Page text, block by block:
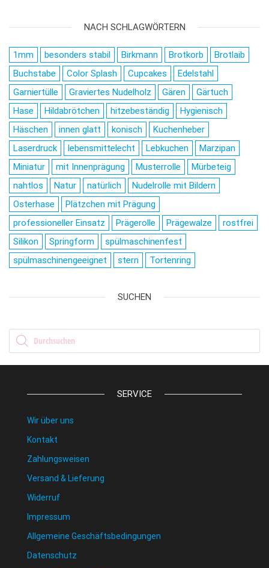
NACH SCHLAGWÖRTERN
1mm besonders stabil Birkmann Brotkorb
Brotlaib
Buchstabe
Color Splash Cupcakes
Edelstahl
Garniertülle
Graviertes Nudelholz Gären
Gärtuch
Hase
Hildabrötchen hitzebeständig
Hygienisch
Häschen
innen glatt konisch
Kuchenheber
Laserdruck
lebensmittelecht Lebkuchen
Marzipan
Miniatur
mit Innenprägung Musterrolle
Mürbeteig
nahtlos
Natur natürlich
Nudelrolle mit Bildern
Osterhase
Plätzchen mit Prägung
professioneller Einsatz
Prägerolle Prägewalze
rostfrei
Silikon
Springform
spülmaschinenfest
spülmaschinengeeignet
stern Tortenring
SUCHEN
Products search
SERVICE
Wir über uns
Kontakt
Zahlungsweisen
Versand & Lieferung
Widerruf
Impressum
Allgemeine Geschäftsbedingungen
Datenschutz